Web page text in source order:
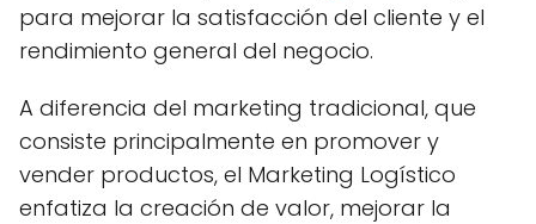
para mejorar la satisfacción del cliente y el
rendimiento general del negocio.
A diferencia del marketing tradicional, que
consiste principalmente en promover y
vender productos, el Marketing Logístico
enfatiza la creación de valor, mejorar la